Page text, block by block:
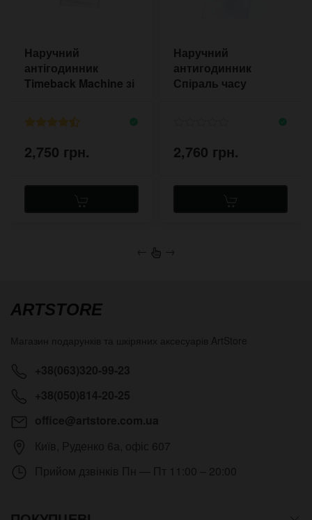
Наручний
антігодинник
Timeback Machine зі
2,750 грн.
Наручний
антигодинник
Спіраль часу
2,760 грн.
← →
ARTSTORE